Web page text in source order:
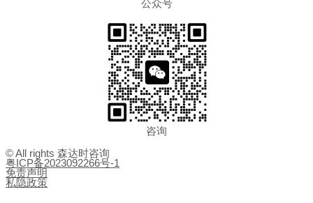
公众号
咨询
© All rights 森达时咨询
粤ICP备2023092266号-1
免责声明
私隐政策